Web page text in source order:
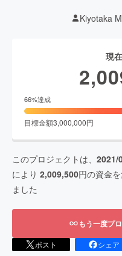
Kiyotaka
現
66%達成
目標金額3,000,000円
このプロジェクトは、 2021/
により 2,009,500円の資金を
ました
もう一度プ
ポスト シェア